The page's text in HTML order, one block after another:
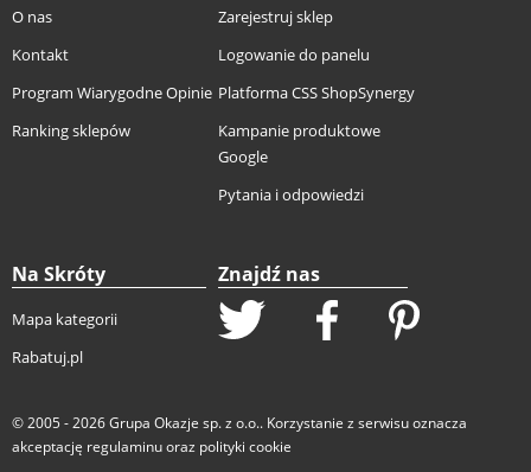
O nas
Kontakt
Program Wiarygodne Opinie
Ranking sklepów
Zarejestruj sklep
Logowanie do panelu
Platforma CSS ShopSynergy
Kampanie produktowe
Google
Pytania i odpowiedzi
Na Skróty
Mapa kategorii
Rabatuj.pl
Znajdź nas
© 2005 - 2026Grupa Okazje sp. z o.o.. Korzystanie z serwisu oznacza
akceptację regulaminuoraz polityki cookie